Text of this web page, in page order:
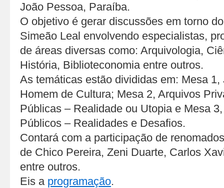
João Pessoa, Paraíba.
O objetivo é gerar discussões em torno
Simeão Leal envolvendo especialistas,
de áreas diversas como: Arquivologia,
História, Biblioteconomia entre outros.
As temáticas estão divididas em: Mesa
Homem de Cultura; Mesa 2, Arquivos
Públicas – Realidade ou Utopia e Mesa
Públicos – Realidades e Desafios.
Contará com a participação de
de Chico Pereira, Zeni Duarte, Carlos
entre outros.
Eis a programação.